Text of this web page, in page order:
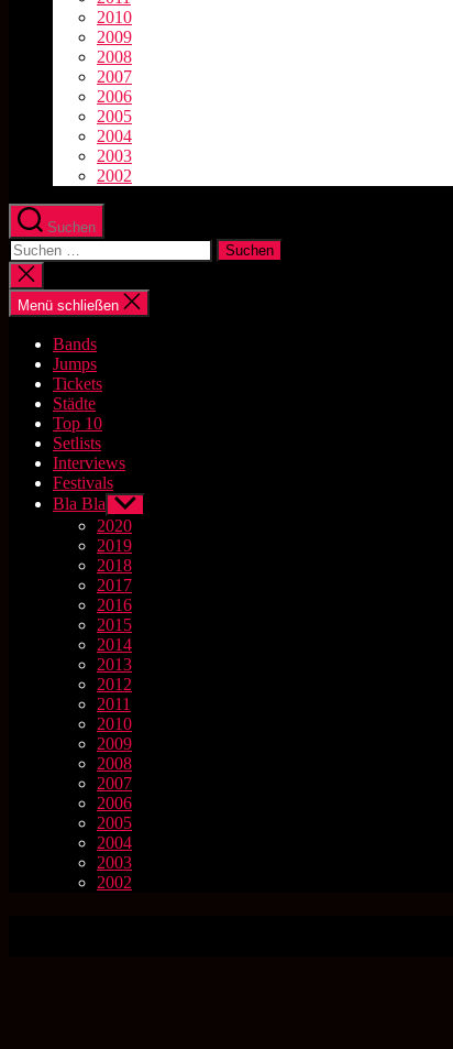
2010
2009
2008
2007
2006
2005
2004
2003
2002
Suchen
Suchen
nach:
Suche
schließen
Menü schließen
Bands
Jumps
Tickets
Städte
Top 10
Setlists
Interviews
Festivals
Bla Bla Untermenü
anzeigen
2020
2019
2018
2017
2016
2015
2014
2013
2012
2011
2010
2009
2008
2007
2006
2005
2004
2003
2002